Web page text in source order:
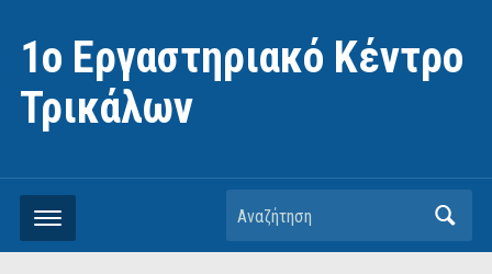
1ο Εργαστηριακό Κέντρο
Τρικάλων
Αναζήτηση